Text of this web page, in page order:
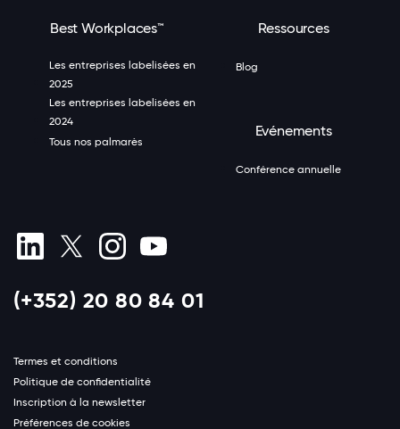
Best Workplaces™
Les entreprises labelisées en
2025
Les entreprises labelisées en
2024
Tous nos palmarès
Ressources
Blog
Evénements
Conférence annuelle
(+352) 20 80 84 01
Termes et conditions
Politique de confidentialité
Inscription à la newsletter
Préférences de cookies